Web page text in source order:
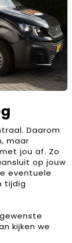
Daarom
maar
jou af. Zo
op jouw
eventuele
tijdig
kijken we